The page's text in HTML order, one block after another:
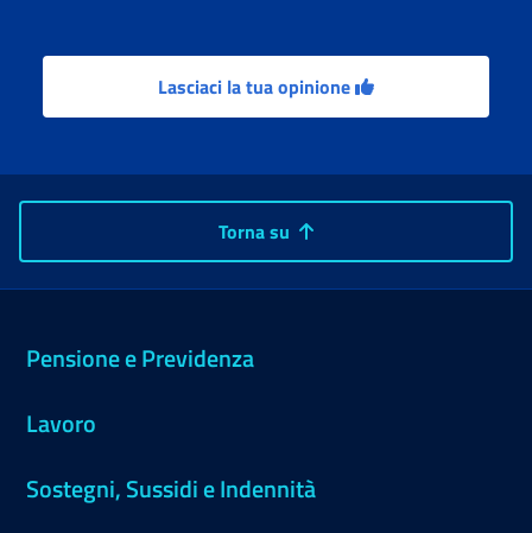
Lasciaci la tua opinione
Torna su
Pensione e Previdenza
Lavoro
Sostegni, Sussidi e Indennità